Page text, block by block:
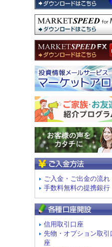
ご入金・ご出金の流れ
手数料無料の提携銀行
信用取引口座
先物・オプション取引
座